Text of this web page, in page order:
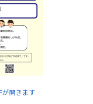
が開きます